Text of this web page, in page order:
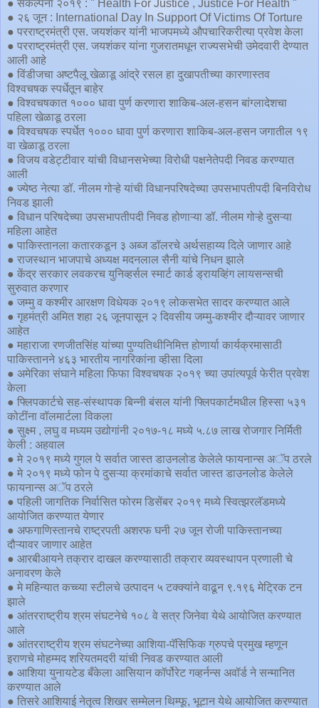
● संकल्पना २०१९ : " Health For Justice , Justice For Health "
● २६ जून : International Day In Support Of Victims Of Torture
● परराष्ट्रमंत्री एस. जयशंकर यांनी भाजपमध्ये औपचारिकरीत्या प्रवेश केला
● परराष्ट्रमंत्री एस. जयशंकर यांना गुजरातमधून राज्यसभेची उमेदवारी देण्यात
आली आहे
● विंडीजचा अष्टपैलू खेळाडू आंद्रे रसल हा दुखापतीच्या कारणास्तव
विश्वचषक स्पर्धेतून बाहेर
● विश्वचषकात १००० धावा पुर्ण करणारा शाकिब-अल-हसन बांग्लादेशचा
पहिला खेळाडू ठरला
● विश्वचषक स्पर्धेत १००० धावा पुर्ण करणारा शाकिब-अल-हसन जगातील १९
वा खेळाडू ठरला
● विजय वडेट्टीवार यांची विधानसभेच्या विरोधी पक्षनेतेपदी निवड करण्यात
आली
● ज्येष्ठ नेत्या डॉ. नीलम गोऱ्हे यांची विधानपरिषदेच्या उपसभापतीपदी बिनविरोध
निवड झाली
● विधान परिषदेच्या उपसभापतीपदी निवड होणाऱ्या डॉ. नीलम गोऱ्हे दुसऱ्या
महिला आहेत
● पाकिस्तानला कतारकडून ३ अब्ज डॉलरचे अर्थसहाय्य दिले जाणार आहे
● राजस्थान भाजपाचे अध्यक्ष मदनलाल सैनी यांचे निधन झाले
● केंद्र सरकार लवकरच युनिव्हर्सल स्मार्ट कार्ड ड्रायव्हिंग लायसन्सची
सुरुवात करणार
● जम्मु व कश्मीर आरक्षण विधेयक २०१९ लोकसभेत सादर करण्यात आले
● गृहमंत्री अमित शहा २६ जूनपासून २ दिवसीय जम्मु-कश्मीर दौऱ्यावर जाणार
आहेत
● महाराजा रणजीतसिंह यांच्या पुण्यतिथीनिमित्त होणार्या कार्यक्रमासाठी
पाकिस्तानने ४६३ भारतीय नागरिकांना व्हीसा दिला
● अमेरिका संघाने महिला फिफा विश्वचषक २०१९ च्या उपांत्यपूर्व फेरीत प्रवेश
केला
● फ्लिपकार्टचे सह-संस्थापक बिन्नी बंसल यांनी फ्लिपकार्टमधील हिस्सा ५३१
कोटींना वॉलमार्टला विकला
● सुक्ष्म , लघु व मध्यम उद्योगांनी २०१७-१८ मध्ये ५.८७ लाख रोजगार निर्मिती
केली : अहवाल
● मे २०१९ मध्ये गुगल पे सर्वात जास्त डाउनलोड केलेले फायनान्स अॅप ठरले
● मे २०१९ मध्ये फोन पे दुसऱ्या क्रमांकाचे सर्वात जास्त डाउनलोड केलेले
फायनान्स अॅप ठरले
● पहिली जागतिक निर्वासित फोरम डिसेंबर २०१९ मध्ये स्वित्झरलॅडमध्ये
आयोजित करण्यात येणार
● अफगाणिस्तानचे राष्ट्रपती अशरफ घनी २७ जून रोजी पाकिस्तानच्या
दौऱ्यावर जाणार आहेत
● आरबीआयने तक्रार दाखल करण्यासाठी तक्रार व्यवस्थापन प्रणाली चे
अनावरण केले
● मे महिन्यात कच्च्या स्टीलचे उत्पादन ५ टक्क्यांने वाढून ९.१९६ मेट्रिक टन
झाले
● आंतरराष्ट्रीय श्रम संघटनेचे १०८ वे सत्र जिनेवा येथे आयोजित करण्यात
आले
● आंतरराष्ट्रीय श्रम संघटनेच्या आशिया-पॅसिफिक ग्रुपचे प्रमुख म्हणून
इराणचे मोहम्मद शरियतमदरी यांची निवड करण्यात आली
● आशिया युनायटेड बँकेला आसियान कॉर्पोरेट गव्हर्नन्स अवॉर्ड ने सन्मानित
करण्यात आले
● तिसरे आशियाई नेतृत्व शिखर सम्मेलन थिम्फू, भूटान येथे आयोजित करण्यात